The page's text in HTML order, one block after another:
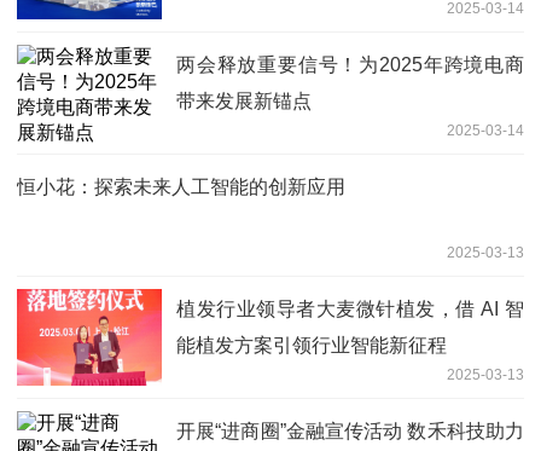
2025-03-14
两会释放重要信号！为2025年跨境电商
带来发展新锚点
2025-03-14
恒小花：探索未来人工智能的创新应用
2025-03-13
植发行业领导者大麦微针植发，借 AI 智
能植发方案引领行业智能新征程
2025-03-13
开展“进商圈”金融宣传活动 数禾科技助力